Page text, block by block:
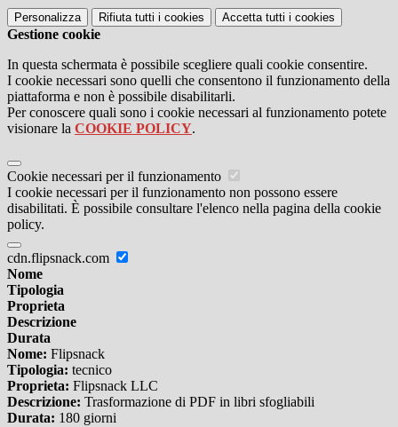
Personalizza Rifiuta tutti i cookies Accetta tutti i cookies
Gestione cookie
In questa schermata è possibile scegliere quali cookie consentire.
I cookie necessari sono quelli che consentono il funzionamento della
piattaforma e non è possibile disabilitarli.
Per conoscere quali sono i cookie necessari al funzionamento potete
visionare la COOKIE POLICY.
Cookie necessari per il funzionamento
I cookie necessari per il funzionamento non possono essere
disabilitati. È possibile consultare l'elenco nella pagina della cookie
policy.
cdn.flipsnack.com
Nome
Tipologia
Proprieta
Descrizione
Durata
Nome: Flipsnack
Tipologia: tecnico
Proprieta: Flipsnack LLC
Descrizione: Trasformazione di PDF in libri sfogliabili
Durata: 180 giorni